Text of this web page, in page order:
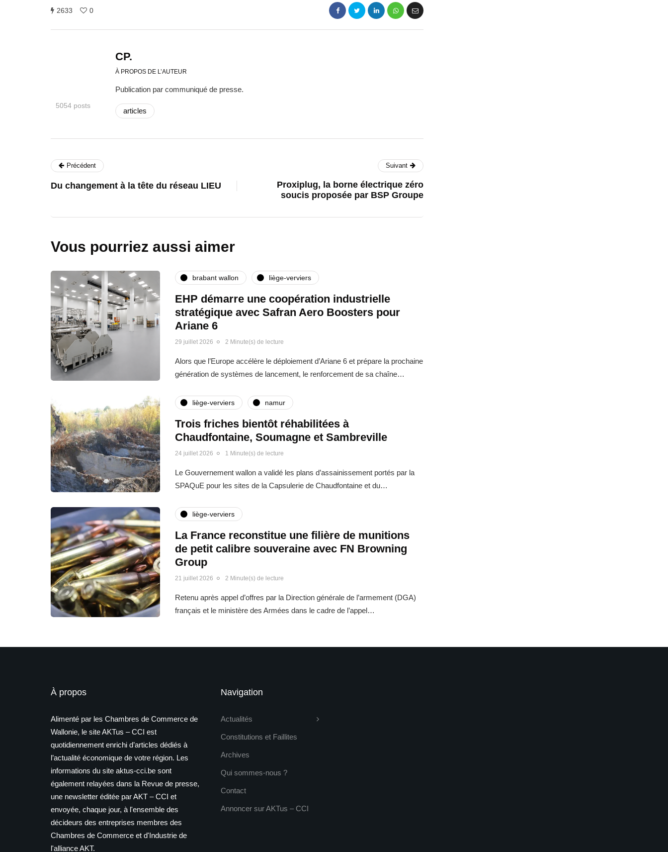
2633 0
5054 posts
CP.
À PROPOS DE L’AUTEUR
Publication par communiqué de presse.
articles
Précédent
Du changement à la tête du réseau LIEU
Suivant
Proxiplug, la borne électrique zéro
soucis proposée par BSP Groupe
Vous pourriez aussi aimer
brabant wallon liège-verviers
EHP démarre une coopération industrielle
stratégique avec Safran Aero Boosters pour
Ariane 6
29 juillet 2026 2 Minute(s) de lecture
Alors que l’Europe accélère le déploiement d’Ariane 6 et prépare la prochaine
génération de systèmes de lancement, le renforcement de sa chaîne…
liège-verviers namur
Trois friches bientôt réhabilitées à
Chaudfontaine, Soumagne et Sambreville
24 juillet 2026 1 Minute(s) de lecture
Le Gouvernement wallon a validé les plans d’assainissement portés par la
SPAQuE pour les sites de la Capsulerie de Chaudfontaine et du…
liège-verviers
La France reconstitue une filière de munitions
de petit calibre souveraine avec FN Browning
Group
21 juillet 2026 2 Minute(s) de lecture
Retenu après appel d’offres par la Direction générale de l’armement (DGA)
français et le ministère des Armées dans le cadre de l’appel…
À propos
Alimenté par les Chambres de Commerce de
Wallonie, le site AKTus – CCI est
quotidiennement enrichi d’articles dédiés à
l’actualité économique de votre région. Les
informations du site aktus-cci.be sont
également relayées dans la Revue de presse,
une newsletter éditée par AKT – CCI et
envoyée, chaque jour, à l'ensemble des
décideurs des entreprises membres des
Chambres de Commerce et d'Industrie de
l'alliance AKT.
Navigation
Actualités
Constitutions et Faillites
Archives
Qui sommes-nous ?
Contact
Annoncer sur AKTus – CCI